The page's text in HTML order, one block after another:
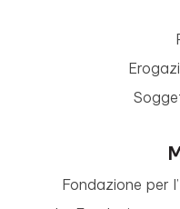
Fondazione per